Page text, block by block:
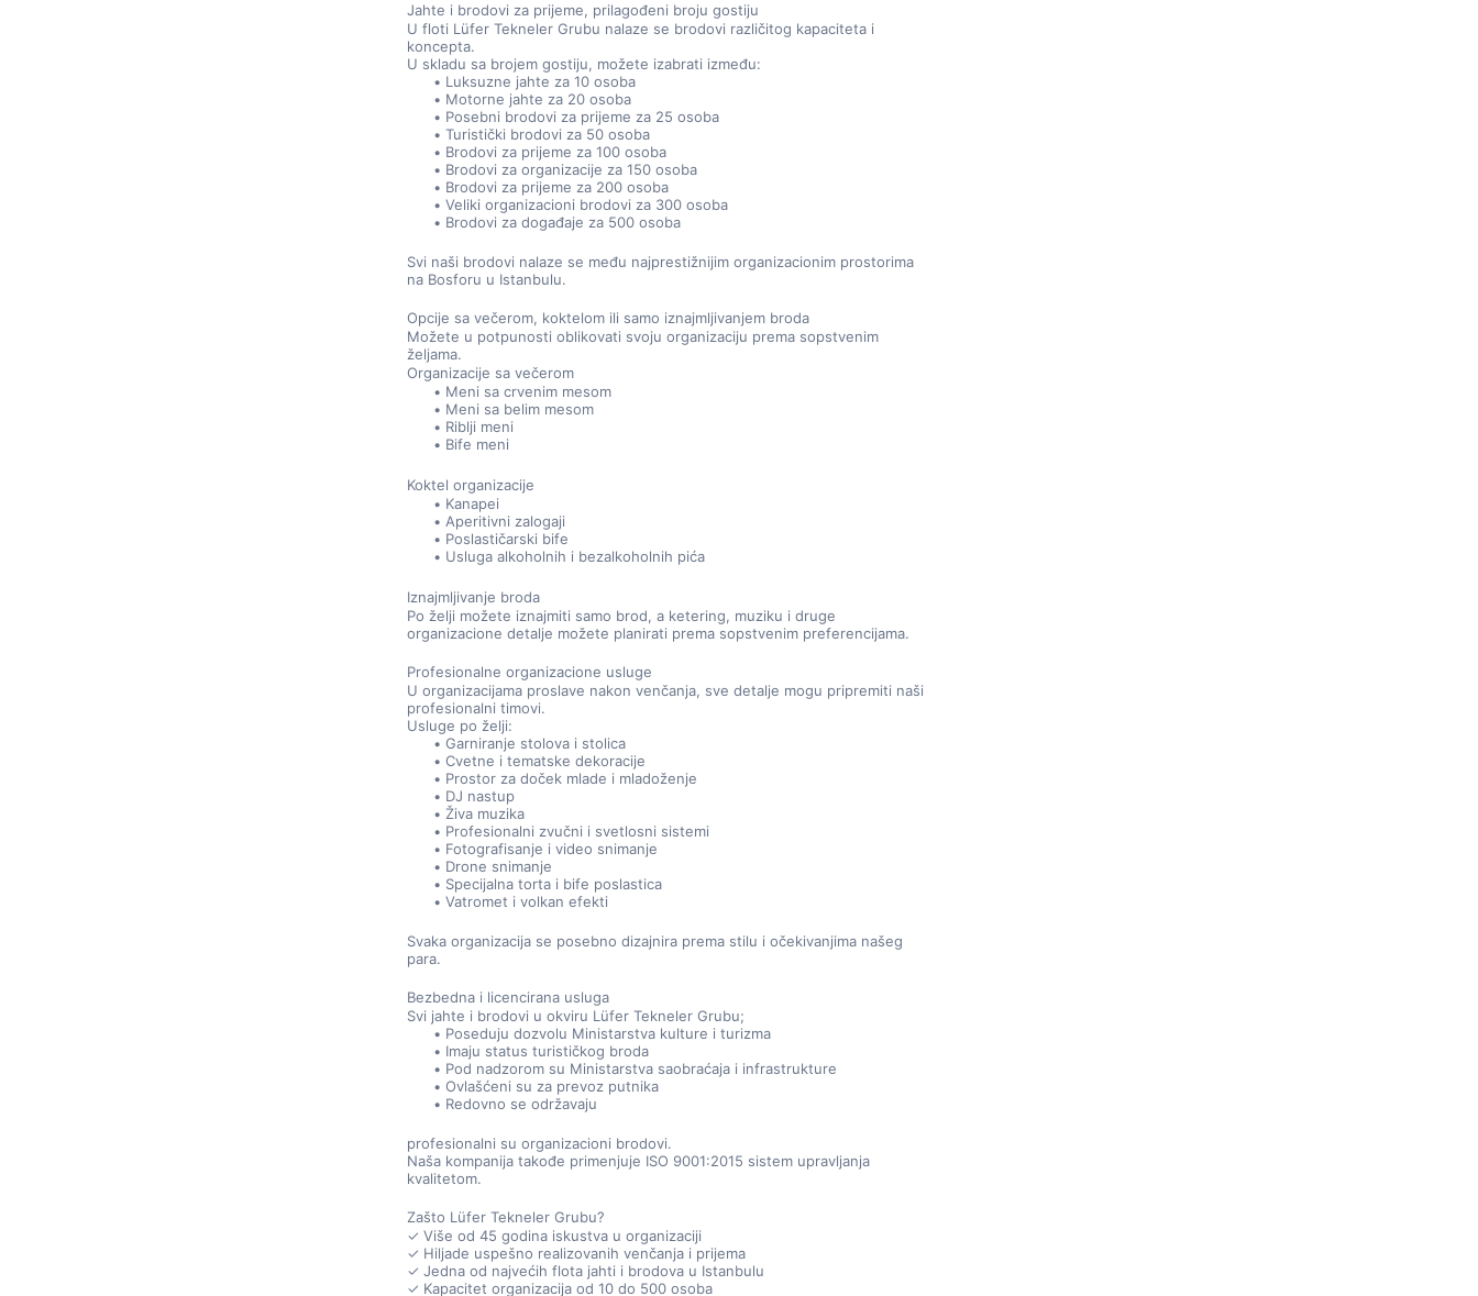
Jahte i brodovi za prijeme, prilagođeni broju gostiju
U floti Lüfer Tekneler Grubu nalaze se brodovi različitog kapaciteta i
koncepta.
U skladu sa brojem gostiju, možete izabrati između:
Luksuzne jahte za 10 osoba
Motorne jahte za 20 osoba
Posebni brodovi za prijeme za 25 osoba
Turistički brodovi za 50 osoba
Brodovi za prijeme za 100 osoba
Brodovi za organizacije za 150 osoba
Brodovi za prijeme za 200 osoba
Veliki organizacioni brodovi za 300 osoba
Brodovi za događaje za 500 osoba
Svi naši brodovi nalaze se među najprestižnijim organizacionim prostorima
na Bosforu u Istanbulu.
Opcije sa večerom, koktelom ili samo iznajmljivanjem broda
Možete u potpunosti oblikovati svoju organizaciju prema sopstvenim
željama.
Organizacije sa večerom
Meni sa crvenim mesom
Meni sa belim mesom
Riblji meni
Bife meni
Koktel organizacije
Kanapei
Aperitivni zalogaji
Poslastičarski bife
Usluga alkoholnih i bezalkoholnih pića
Iznajmljivanje broda
Po želji možete iznajmiti samo brod, a ketering, muziku i druge
organizacione detalje možete planirati prema sopstvenim preferencijama.
Profesionalne organizacione usluge
U organizacijama proslave nakon venčanja, sve detalje mogu pripremiti naši
profesionalni timovi.
Usluge po želji:
Garniranje stolova i stolica
Cvetne i tematske dekoracije
Prostor za doček mlade i mladoženje
DJ nastup
Živa muzika
Profesionalni zvučni i svetlosni sistemi
Fotografisanje i video snimanje
Drone snimanje
Specijalna torta i bife poslastica
Vatromet i volkan efekti
Svaka organizacija se posebno dizajnira prema stilu i očekivanjima našeg
para.
Bezbedna i licencirana usluga
Svi jahte i brodovi u okviru Lüfer Tekneler Grubu;
Poseduju dozvolu Ministarstva kulture i turizma
Imaju status turističkog broda
Pod nadzorom su Ministarstva saobraćaja i infrastrukture
Ovlašćeni su za prevoz putnika
Redovno se održavaju
profesionalni su organizacioni brodovi.
Naša kompanija takođe primenjuje ISO 9001:2015 sistem upravljanja
kvalitetom.
Zašto Lüfer Tekneler Grubu?
✓ Više od 45 godina iskustva u organizaciji
✓ Hiljade uspešno realizovanih venčanja i prijema
✓ Jedna od najvećih flota jahti i brodova u Istanbulu
✓ Kapacitet organizacija od 10 do 500 osoba